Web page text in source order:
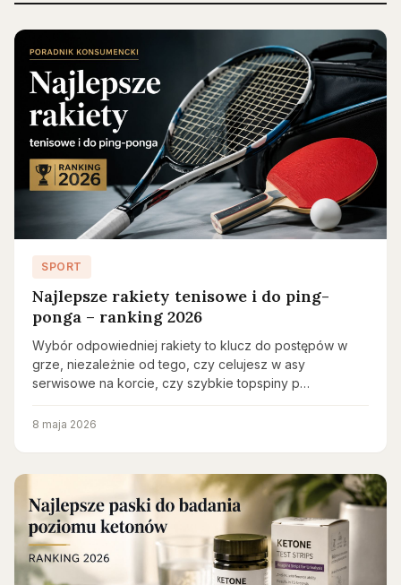
SPORT
Najlepsze rakiety tenisowe i do ping-
ponga – ranking 2026
Wybór odpowiedniej rakiety to klucz do postępów w
grze, niezależnie od tego, czy celujesz w asy
serwisowe na korcie, czy szybkie topspiny p…
8 maja 2026